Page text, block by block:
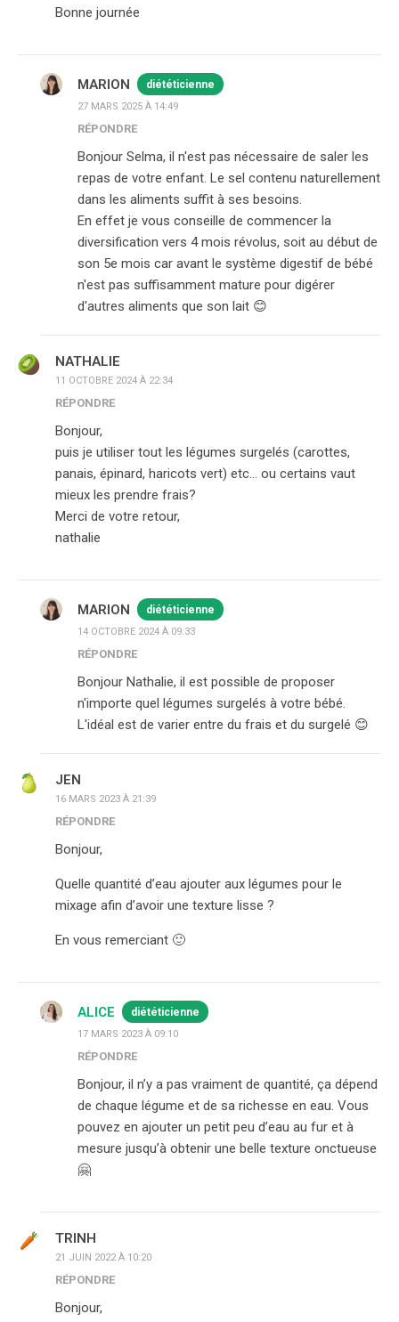
Bonne journée
MARION diététicienne
27 MARS 2025 À 14:49
RÉPONDRE
Bonjour Selma, il n'est pas nécessaire de saler les
repas de votre enfant. Le sel contenu naturellement
dans les aliments suffit à ses besoins.
En effet je vous conseille de commencer la
diversification vers 4 mois révolus, soit au début de
son 5e mois car avant le système digestif de bébé
n'est pas suffisamment mature pour digérer
d'autres aliments que son lait 😊
NATHALIE
11 OCTOBRE 2024 À 22:34
RÉPONDRE
Bonjour,
puis je utiliser tout les légumes surgelés (carottes,
panais, épinard, haricots vert) etc… ou certains vaut
mieux les prendre frais?
Merci de votre retour,
nathalie
MARION diététicienne
14 OCTOBRE 2024 À 09:33
RÉPONDRE
Bonjour Nathalie, il est possible de proposer
n'importe quel légumes surgelés à votre bébé.
L'idéal est de varier entre du frais et du surgelé 😊
JEN
16 MARS 2023 À 21:39
RÉPONDRE
Bonjour,
Quelle quantité d’eau ajouter aux légumes pour le
mixage afin d’avoir une texture lisse ?
En vous remerciant 🙂
ALICE diététicienne
17 MARS 2023 À 09:10
RÉPONDRE
Bonjour, il n’y a pas vraiment de quantité, ça dépend
de chaque légume et de sa richesse en eau. Vous
pouvez en ajouter un petit peu d’eau au fur et à
mesure jusqu’à obtenir une belle texture onctueuse
🤗
TRINH
21 JUIN 2022 À 10:20
RÉPONDRE
Bonjour,